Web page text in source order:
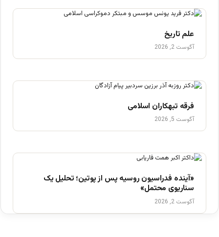
علم تاریخ
آگوست 2, 2026
فرقه تبهکاران اسلامی
آگوست 5, 2026
«آینده فدراسیون روسیه پس از پوتین؛ تحلیل یک
سناریوی محتمل»
آگوست 2, 2026